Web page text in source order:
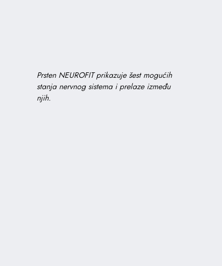
Prsten NEUROFIT prikazuje šest mogućih
stanja nervnog sistema i prelaze između
njih.